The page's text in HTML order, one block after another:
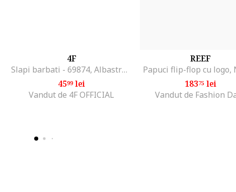
4F
Slapi barbati - 69874, Albastru/Bleumarin
4599lei
Vandut de 4F OFFICIAL
REEF
Papuci flip-flop cu logo,
18375lei
Vandut de Fashion